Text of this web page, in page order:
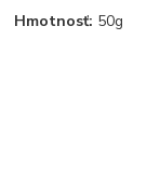
Hmotnosť: 50g